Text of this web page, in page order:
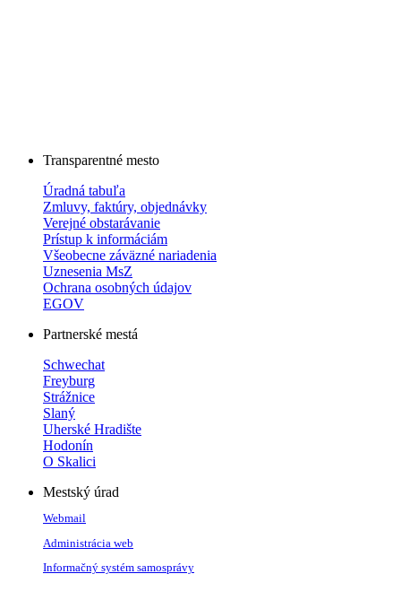
Transparentné mesto
Úradná tabuľa
Zmluvy, faktúry, objednávky
Verejné obstarávanie
Prístup k informáciám
Všeobecne záväzné nariadenia
Uznesenia MsZ
Ochrana osobných údajov
EGOV
Partnerské mestá
Schwechat
Freyburg
Strážnice
Slaný
Uherské Hradište
Hodonín
O Skalici
Mestský úrad
Webmail
Administrácia web
Informačný systém samosprávy